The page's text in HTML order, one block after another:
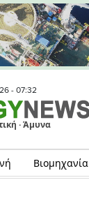
- 07:32
· Άμυνα
Βιομηχανία